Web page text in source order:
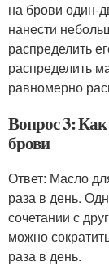
на брови один-
нанести
распределить
распределить
равномерно
Вопрос 3:
брови
Ответ: Масло
раза в день.
сочетании с
можно
раза в день.